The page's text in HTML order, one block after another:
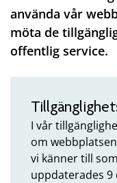
använda vår
möta de
offentlig service.
I vår
om
vi känner till
uppdaterades 9